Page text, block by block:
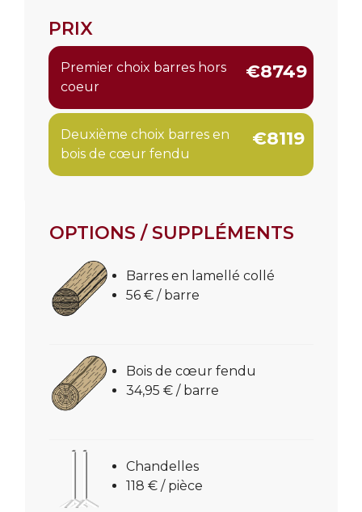
PRIX
Premier choix barres hors
coeur
€8749
Deuxième choix barres en
bois de cœur fendu
€8119
OPTIONS / SUPPLÉMENTS
Barres en lamellé collé
56 € / barre
Bois de cœur fendu
34,95 € / barre
Chandelles
118 € / pièce